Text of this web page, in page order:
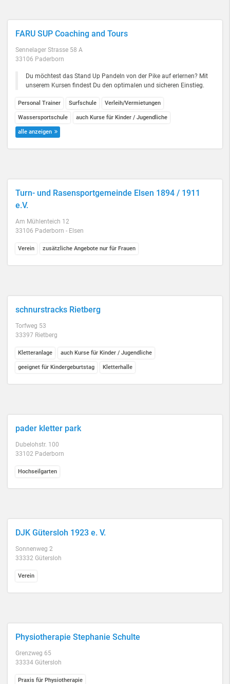
FARU SUP Coaching and Tours
Sennelager Strasse 58 A
33106 Paderborn
Du möchtest das Stand Up Pandeln von der Pike auf erlernen? Mit
unserem Kursen findest Du den optimalen und sicheren Einstieg.
Personal Trainer Surfschule Verleih/Vermietungen
Wassersportschule auch Kurse für Kinder / Jugendliche
alle anzeigen
Turn- und Rasensportgemeinde Elsen 1894 / 1911
e.V.
Am Mühlenteich 12
33106 Paderborn - Elsen
Verein zusätzliche Angebote nur für Frauen
schnurstracks Rietberg
Torfweg 53
33397 Rietberg
Kletteranlage auch Kurse für Kinder / Jugendliche
geeignet für Kindergeburtstag Kletterhalle
pader kletter park
Dubelohstr. 100
33102 Paderborn
Hochseilgarten
DJK Gütersloh 1923 e. V.
Sonnenweg 2
33332 Gütersloh
Verein
Physiotherapie Stephanie Schulte
Grenzweg 65
33334 Gütersloh
Praxis für Physiotherapie